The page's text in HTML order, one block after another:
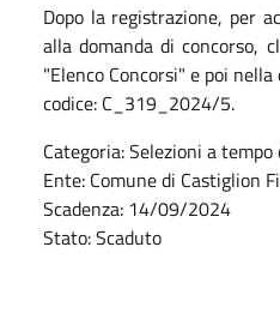
Dopo la registrazione, per
alla domanda di concorso,
"Elenco Concorsi" e poi
codice: C_319_2024/5.
Categoria: Selezioni a
Ente: Comune di Castiglion
Scadenza: 14/09/2024
Stato: Scaduto